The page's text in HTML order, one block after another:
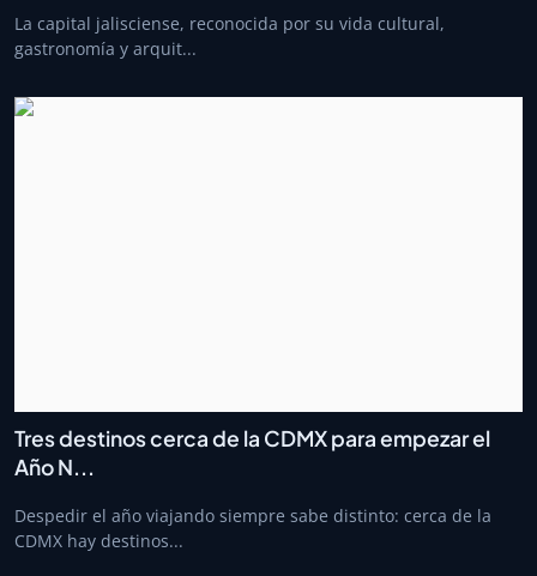
La capital jalisciense, reconocida por su vida cultural,
gastronomía y arquit...
Tres destinos cerca de la CDMX para empezar el
Año N...
Despedir el año viajando siempre sabe distinto: cerca de la
CDMX hay destinos...